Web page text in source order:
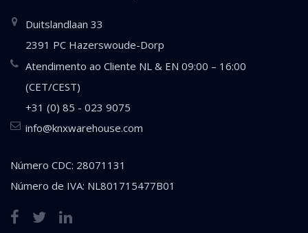
Duitslandlaan 33
2391 PC Hazerswoude-Dorp
Atendimento ao Cliente NL & EN 09:00 – 16:00
(CET/CEST)
+31 (0) 85 - 023 9075
info@knxwarehouse.com
Número CDC: 28071131
Número de IVA: NL801715477B01